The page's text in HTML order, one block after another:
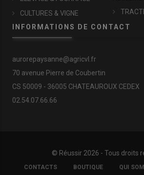
CULTURES & VIGNE
INFORMATIONS DE CONTACT
aurorepaysanne@agricvl.fr
70 avenue Pierre de Coubertin
CS 50009 - 36005 CHATEAUROUX CEDEX
02.54.07.66.66
© Réussir 2026 - Tous droits
FOOTER
COPYRIGHT
CONTACTS BOUTIQUE QUI